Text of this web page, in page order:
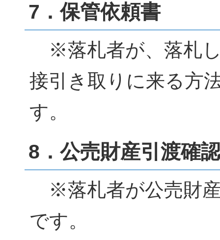
7．保管依頼書
※落札者が、落札
接引き取りに来る方
す。
8．公売財産引渡確
※落札者が公売財産
です。